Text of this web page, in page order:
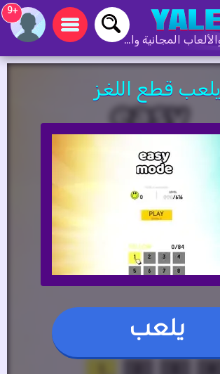
الألعاب والألعاب المجانية والألعاب عبر الإنترنت
+9
يلعب قطع اللغز
يلعب